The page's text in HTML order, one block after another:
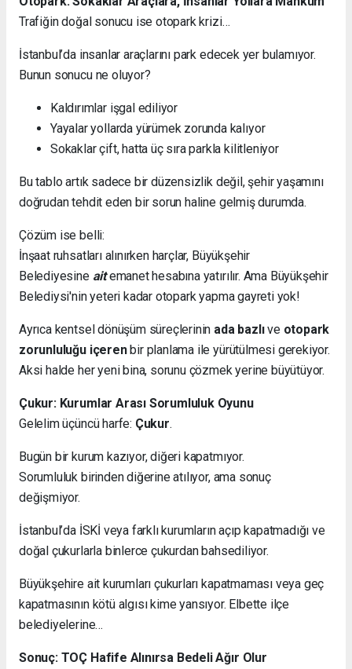
Trafiğin doğal sonucu ise otopark krizi…
İstanbul’da insanlar araçlarını park edecek yer bulamıyor.
Bunun sonucu ne oluyor?
Kaldırımlar işgal ediliyor
Yayalar yollarda yürümek zorunda kalıyor
Sokaklar çift, hatta üç sıra parkla kilitleniyor
Bu tablo artık sadece bir düzensizlik değil, şehir yaşamını
doğrudan tehdit eden bir sorun haline gelmiş durumda.
Çözüm ise belli:
İnşaat ruhsatları alınırken harçlar, Büyükşehir
Belediyesine aitemanet hesabına yatırılır. Ama Büyükşehir
Belediysi'nin yeteri kadar otopark yapma gayreti yok!
Ayrıca kentsel dönüşüm süreçlerinin ada bazlıve otopark
zorunluluğu içerenbir planlama ile yürütülmesi gerekiyor.
Aksi halde her yeni bina, sorunu çözmek yerine büyütüyor.
Çukur: Kurumlar Arası Sorumluluk Oyunu
Gelelim üçüncü harfe: Çukur.
Bugün bir kurum kazıyor, diğeri kapatmıyor.
Sorumluluk birinden diğerine atılıyor, ama sonuç
değişmiyor.
İstanbul’da İSKİ veya farklı kurumların açıp kapatmadığı ve
doğal çukurlarla binlerce çukurdan bahsediliyor.
Büyükşehire ait kurumları çukurları kapatmaması veya geç
kapatmasının kötü algısı kime yansıyor. Elbette ilçe
belediyelerine…
Sonuç: TOÇ Hafife Alınırsa Bedeli Ağır Olur